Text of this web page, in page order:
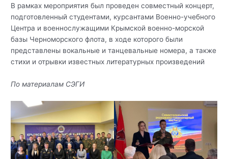
В рамках мероприятия был проведен совместный концерт,
подготовленный студентами, курсантами Военно-учебного
Центра и военнослужащими Крымской военно-морской
базы Черноморского флота, в ходе которого были
представлены вокальные и танцевальные номера, а также
стихи и отрывки известных литературных произведений
По материалам СЭГИ